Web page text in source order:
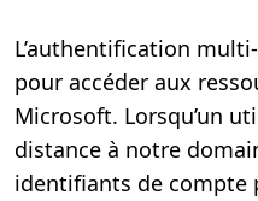
L’authentification
pour accéder aux
Microsoft. Lorsqu’un
distance à notre
identifiants de compte